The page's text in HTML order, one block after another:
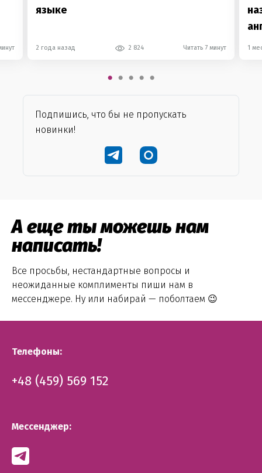
Подпишись, что бы не пропускать
новинки!
языке
2 года назад 2 824 Читать 7 минут 1
А еще ты можешь нам
написать!
Все просьбы, нестандартные вопросы и
неожиданные комплименты пиши нам в
мессенджере. Ну или набирай — поболтаем 😉
Телефоны:
+48 (459) 569 152
Мессенджер: